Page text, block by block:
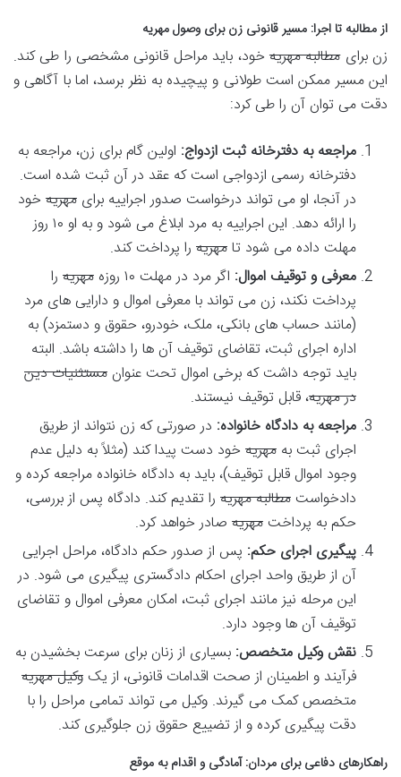
از مطالبه تا اجرا: مسیر قانونی زن برای وصول مهریه
زن برایمطالبه مهریه خود، باید مراحل قانونی مشخصی را طی کند.
این مسیر ممکن است طولانی و پیچیده به نظر برسد، اما با آگاهی و
دقت می توان آن را طی کرد:
مراجعه به دفترخانه ثبت ازدواج: اولین گام برای زن، مراجعه به
دفترخانه رسمی ازدواجی است که عقد در آن ثبت شده است.
در آنجا، او می تواند درخواست صدور اجراییه برای مهریه خود
را ارائه دهد. این اجراییه به مرد ابلاغ می شود و به او ۱۰ روز
مهلت داده می شود تامهریه را پرداخت کند.
معرفی و توقیف اموال: اگر مرد در مهلت ۱۰ روزه مهریه را
پرداخت نکند، زن می تواند با معرفی اموال و دارایی های مرد
(مانند حساب های بانکی، ملک، خودرو، حقوق و دستمزد) به
اداره اجرای ثبت، تقاضای توقیف آن ها را داشته باشد. البته
باید توجه داشت که برخی اموال تحت عنوان مستثنیات دین
در مهریه، قابل توقیف نیستند.
مراجعه به دادگاه خانواده: در صورتی که زن نتواند از طریق
اجرای ثبت به مهریه خود دست پیدا کند (مثلاً به دلیل عدم
وجود اموال قابل توقیف)، باید به دادگاه خانواده مراجعه کرده و
دادخواست مطالبه مهریه را تقدیم کند. دادگاه پس از بررسی،
حکم به پرداخت مهریه صادر خواهد کرد.
پیگیری اجرای حکم: پس از صدور حکم دادگاه، مراحل اجرایی
آن از طریق واحد اجرای احکام دادگستری پیگیری می شود. در
این مرحله نیز مانند اجرای ثبت، امکان معرفی اموال و تقاضای
توقیف آن ها وجود دارد.
نقش وکیل متخصص: بسیاری از زنان برای سرعت بخشیدن به
فرآیند و اطمینان از صحت اقدامات قانونی، از یک وکیل مهریه
متخصص کمک می گیرند. وکیل می تواند تمامی مراحل را با
دقت پیگیری کرده و از تضییع حقوق زن جلوگیری کند.
راهکارهای دفاعی برای مردان: آمادگی و اقدام به موقع